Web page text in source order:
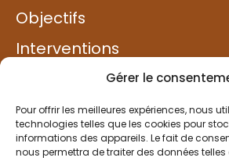
Gérer le
Pour offrir les meilleures expériences, nous
technologies telles que les cookies pour
informations des appareils. Le fait de
nous permettra de traiter des données
Objectifs
Interventions
Exemples de projets
Solidarité
Faire un don